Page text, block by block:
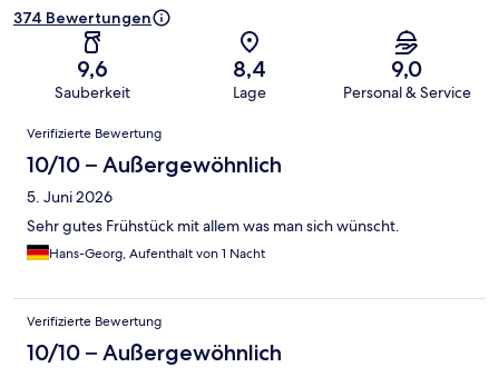
374 Bewertungen
9,6
Sauberkeit
8,4
Lage
9,0
Personal & Service
Bewertungen
Verifizierte Bewertung
10/10 – Außergewöhnlich
5. Juni 2026
Sehr gutes Frühstück mit allem was man sich wünscht.
Hans-Georg, Aufenthalt von 1 Nacht
Verifizierte Bewertung
10/10 – Außergewöhnlich